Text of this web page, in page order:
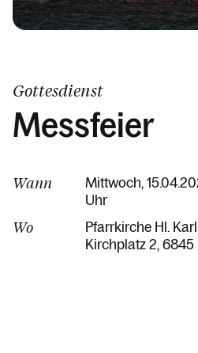
Gottesdienst
Messfeier
Wann
Mittwoch,
Uhr
Wo
Pfarrkirche Hl.
Kirchplatz 2 6845